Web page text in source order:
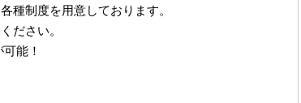
種制度を用意しております。
ださい。
能！